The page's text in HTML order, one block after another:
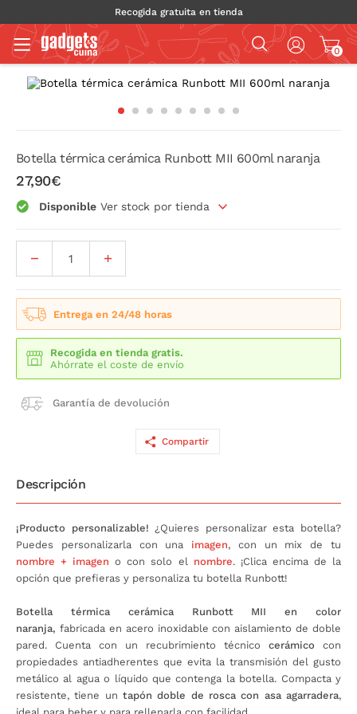
Recogida gratuita en tienda
0
Botella térmica cerámica Runbott MII 600ml naranja
27,90€
Disponible Ver stock por tienda
Entrega en 24/48 horas
Recogida en tienda gratis.
Ahórrate el coste de envío
Garantía de devolución
Compartir
Descripción
¡Producto personalizable!¿Quieres personalizar esta botella?
Puedes personalizarla con una imagen, con un mix de tu
nombre + imagen o con solo el nombre. ¡Clica encima de la
opción que prefieras y personaliza tu botella Runbott!
Botella térmica cerámica Runbott MII en color
naranja, fabricada en acero inoxidable con aislamiento de doble
pared. Cuenta con un recubrimiento técnico cerámico con
propiedades antiadherentes que evita la transmisión del gusto
metálico al agua o líquido que contenga la botella. Compacta y
resistente, tiene un tapón doble de rosca con asa agarradera,